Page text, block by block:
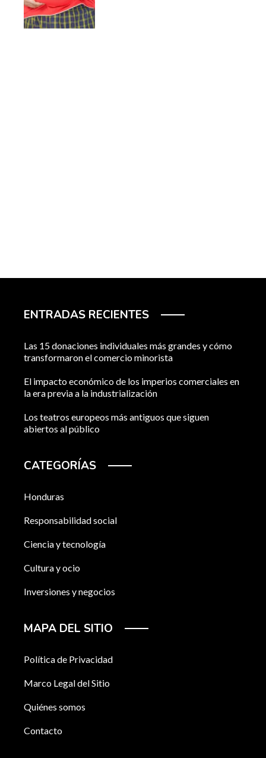
ENTRADAS RECIENTES
Las 15 donaciones individuales más grandes y cómo
transformaron el comercio minorista
El impacto económico de los imperios comerciales en
la era previa a la industrialización
Los teatros europeos más antiguos que siguen
abiertos al público
CATEGORÍAS
Honduras
Responsabilidad social
Ciencia y tecnología
Cultura y ocio
Inversiones y negocios
MAPA DEL SITIO
Política de Privacidad
Marco Legal del Sitio
Quiénes somos
Contacto